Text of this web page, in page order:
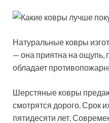
Натуральные ковры
— она приятна на ощупь,
обладает
Шерстяные ковры
смотрятся дорого. Срок
пятидесяти лет.